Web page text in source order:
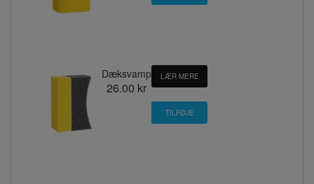
Dæksvamp
26.00 kr
LÆR MERE